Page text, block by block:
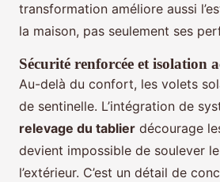
transformation améliore aussi
la maison, pas seulement ses
Sécurité renforcée et isolation
Au-delà du confort, les volets
de sentinelle. L’intégration de
relevage du tablier décourage
devient impossible de soulever
l’extérieur. C’est un détail de